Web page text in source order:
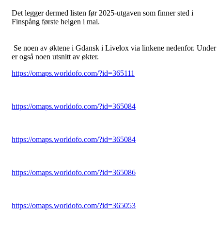
Det legger dermed listen før 2025-utgaven som finner sted i
Finspång første helgen i mai.
Se noen av øktene i Gdansk i Livelox via linkene nedenfor. Under
er også noen utsnitt av økter.
https://omaps.worldofo.com/?id=365111
https://omaps.worldofo.com/?id=365084
https://omaps.worldofo.com/?id=365084
https://omaps.worldofo.com/?id=365086
https://omaps.worldofo.com/?id=365053